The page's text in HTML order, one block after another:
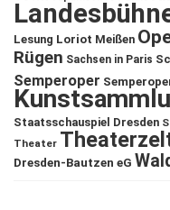
Lesung Loriot Meißen
Rügen Sachsen in Paris
Semperoper
Staatsschauspiel Dresden
Theater
Dresden-Bautzen eG